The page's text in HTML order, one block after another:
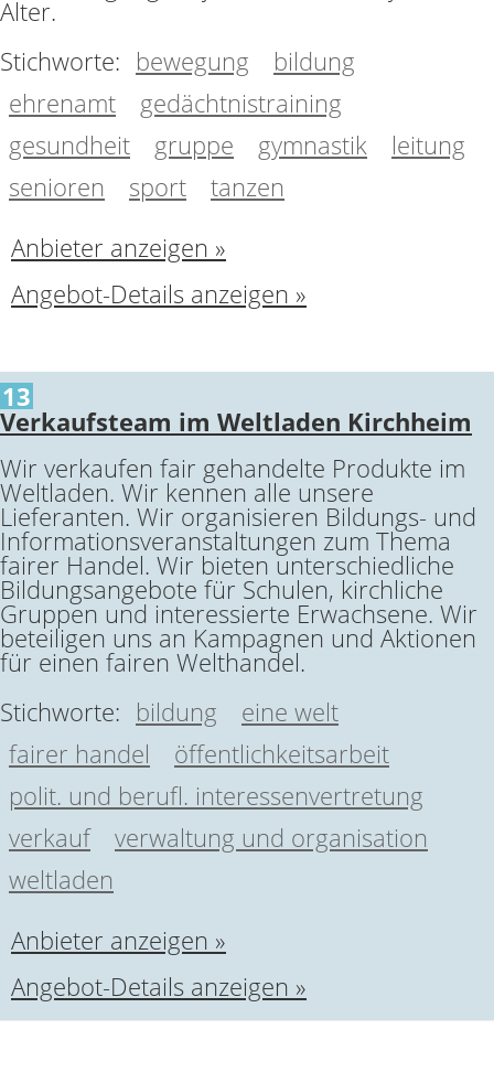
Alter.
Stichworte: bewegung
bildung
ehrenamt
gedächtnistraining
gesundheit
gruppe gymnastik
leitung
senioren
sport
tanzen
Anbieter anzeigen »
Angebot-Details anzeigen »
13
Verkaufsteam im Weltladen Kirchheim
Wir verkaufen fair gehandelte Produkte im
Weltladen. Wir kennen alle unsere
Lieferanten. Wir organisieren Bildungs- und
Informationsveranstaltungen zum Thema
fairer Handel. Wir bieten unterschiedliche
Bildungsangebote für Schulen, kirchliche
Gruppen und interessierte Erwachsene. Wir
beteiligen uns an Kampagnen und Aktionen
für einen fairen Welthandel.
Stichworte: bildung
eine welt
fairer handel
öffentlichkeitsarbeit
polit. und berufl. interessenvertretung
verkauf
verwaltung und organisation
weltladen
Anbieter anzeigen »
Angebot-Details anzeigen »